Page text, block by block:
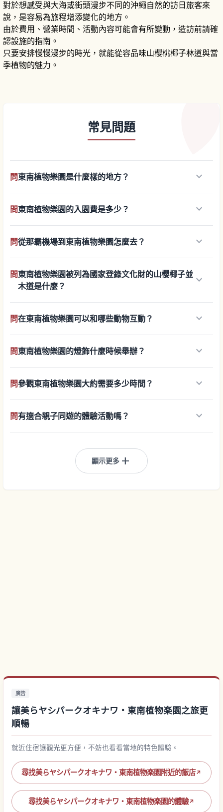
對於想感受與大海或街頭漫步不同的沖繩自然的訪日旅客來
說，是容易為旅程增添變化的地方。
由於費用、營業時間、活動內容可能會有所變動，造訪前請確
認設施的指南。
只要安排慢慢漫步的時光，就能從容品味山櫻桃椰子林道與當
季植物的魅力。
常見問題
問東南植物樂園是什麼樣的地方？ keyboard_arrow_down
問東南植物樂園的入園費是多少？ keyboard_arrow_down
問從那霸機場到東南植物樂園怎麼去？ keyboard_arrow_down
問東南植物樂園被列為國家登錄文化財的山櫻椰子並
木道是什麼？
keyboard_arrow_down
問在東南植物樂園可以和哪些動物互動？ keyboard_arrow_down
問東南植物樂園的燈飾什麼時候舉辦？ keyboard_arrow_down
問參觀東南植物樂園大約需要多少時間？ keyboard_arrow_down
問有適合親子同遊的體驗活動嗎？ keyboard_arrow_down
顯示更多 add
廣告
讓美らヤシパークオキナワ・東南植物楽園之旅更
順暢
就近住宿讓觀光更方便，不妨也看看當地的特色體驗。
尋找美らヤシパークオキナワ・東南植物楽園附近的飯店↗
尋找美らヤシパークオキナワ・東南植物楽園的體驗↗